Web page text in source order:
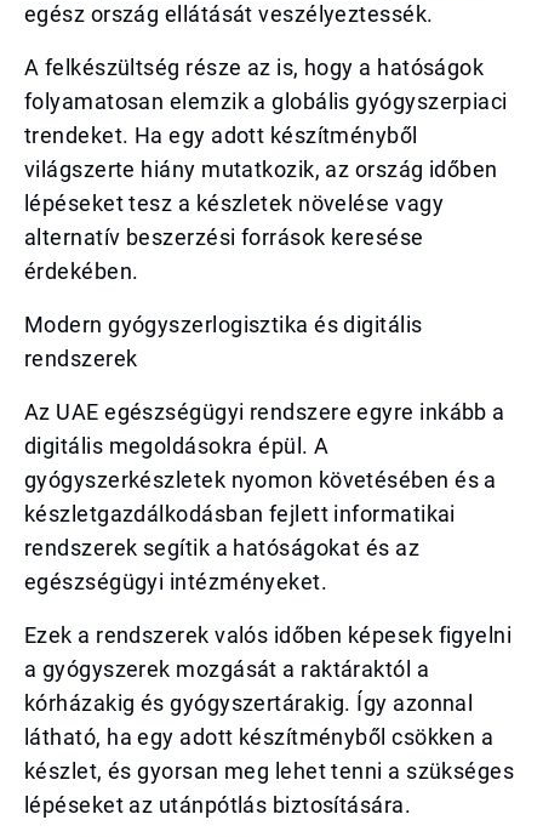
egész ország ellátását veszélyeztessék.
A felkészültség része az is, hogy a hatóságok
folyamatosan elemzik a globális gyógyszerpiaci
trendeket. Ha egy adott készítményből
világszerte hiány mutatkozik, az ország időben
lépéseket tesz a készletek növelése vagy
alternatív beszerzési források keresése
érdekében.
Modern gyógyszerlogisztika és digitális
rendszerek
Az UAE egészségügyi rendszere egyre inkább a
digitális megoldásokra épül. A
gyógyszerkészletek nyomon követésében és a
készletgazdálkodásban fejlett informatikai
rendszerek segítik a hatóságokat és az
egészségügyi intézményeket.
Ezek a rendszerek valós időben képesek figyelni
a gyógyszerek mozgását a raktáraktól a
kórházakig és gyógyszertárakig. Így azonnal
látható, ha egy adott készítményből csökken a
készlet, és gyorsan meg lehet tenni a szükséges
lépéseket az utánpótlás biztosítására.